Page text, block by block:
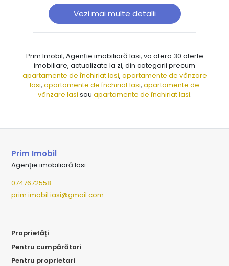
Vezi mai multe detalii
Prim Imobil, Agenție imobiliară Iasi, va ofera 30 oferte
imobiliare, actualizate la zi, din categorii precum
apartamente de închiriat Iasi, apartamente de vânzare
Iasi, apartamente de închiriat Iasi, apartamente de
vânzare Iasi sau apartamente de închiriat Iasi.
Prim Imobil
Agenție imobiliară Iasi
0747672558
prim.imobil.iasi@gmail.com
Proprietăți
Pentru cumpărători
Pentru proprietari